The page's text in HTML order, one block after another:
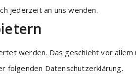
jederzeit an uns wenden.
werden. Das geschieht vor
folgenden Datenschutzerklärung.